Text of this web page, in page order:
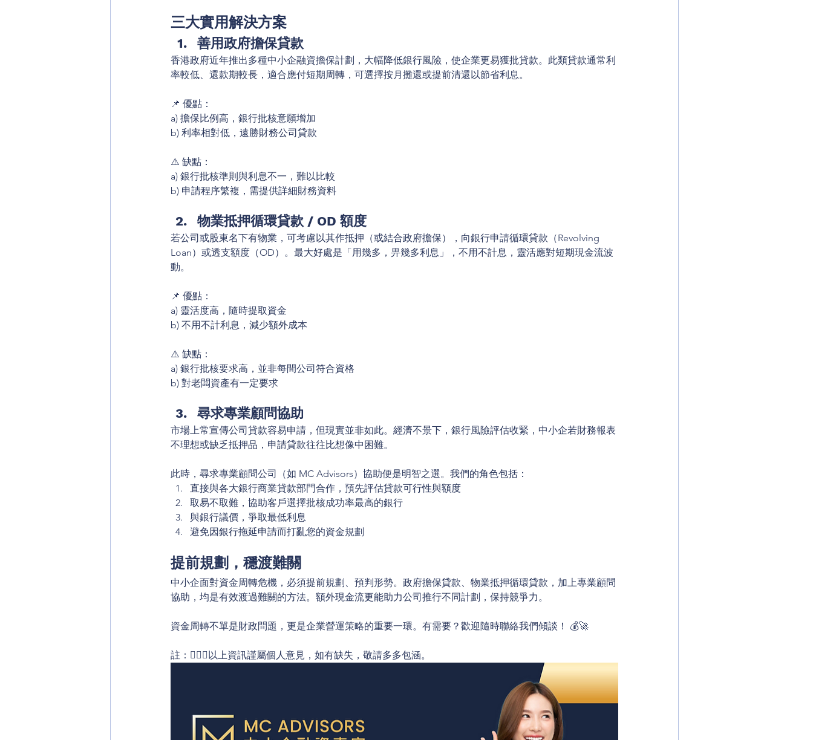
三大實用解決方案
善用政府擔保貸款
香港政府近年推出多種中小企融資擔保計劃，大幅降低銀行風險，使企業更易獲批貸款。此類貸款通常利
率較低、還款期較長，適合應付短期周轉，可選擇按月攤還或提前清還以節省利息。
📌 優點：
a) 擔保比例高，銀行批核意願增加
b) 利率相對低，遠勝財務公司貸款
⚠️ 缺點：
a) 銀行批核準則與利息不一，難以比較
b) 申請程序繁複，需提供詳細財務資料
物業抵押循環貸款 / OD 額度
若公司或股東名下有物業，可考慮以其作抵押（或結合政府擔保），向銀行申請循環貸款（Revolving
Loan）或透支額度（OD）。最大好處是「用幾多，畀幾多利息」，不用不計息，靈活應對短期現金流波
動。
📌 優點：
a) 靈活度高，隨時提取資金
b) 不用不計利息，減少額外成本
⚠️ 缺點：
a) 銀行批核要求高，並非每間公司符合資格
b) 對老闆資產有一定要求
尋求專業顧問協助
市場上常宣傳公司貸款容易申請，但現實並非如此。經濟不景下，銀行風險評估收緊，中小企若財務報表
不理想或缺乏抵押品，申請貸款往往比想像中困難。
此時，尋求專業顧問公司（如 MC Advisors）協助便是明智之選。我們的角色包括：
直接與各大銀行商業貸款部門合作，預先評估貸款可行性與額度
取易不取難，協助客戶選擇批核成功率最高的銀行
與銀行議價，爭取最低利息
避免因銀行拖延申請而打亂您的資金規劃
提前規劃，穩渡難關
中小企面對資金周轉危機，必須提前規劃、預判形勢。政府擔保貸款、物業抵押循環貸款，加上專業顧問
協助，均是有效渡過難關的方法。額外現金流更能助力公司推行不同計劃，保持競爭力。
資金周轉不單是財政問題，更是企業營運策略的重要一環。有需要？歡迎隨時聯絡我們傾談！ 💰🚀
註：🙇🏻‍♂️以上資訊謹屬個人意見，如有缺失，敬請多多包涵。